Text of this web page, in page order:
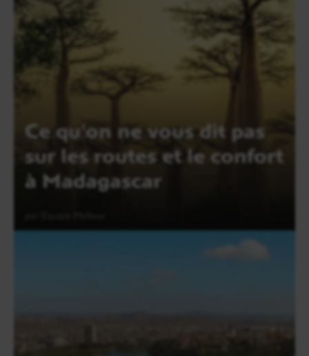
Lire l'article
Ce qu'on ne vous dit pas
sur les routes et le confort
à Madagascar